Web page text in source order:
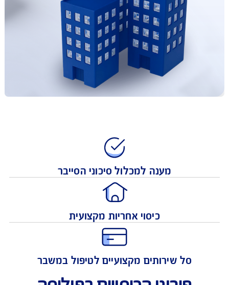
מענה למכלול סיכוני הסייבר
כיסוי אחריות מקצועית